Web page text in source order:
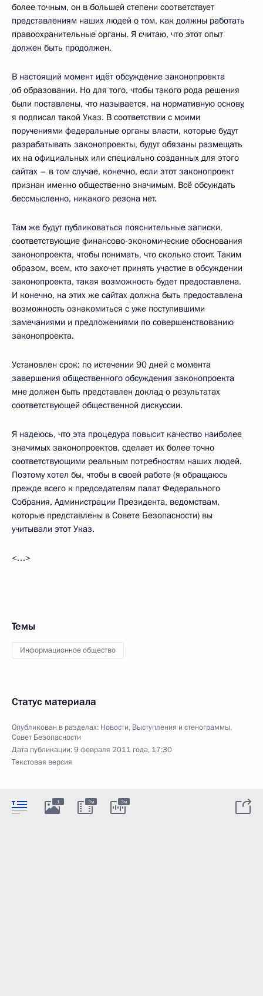
более точным, он в большей степени соответствует
представлениям наших людей о том, как должны работать
правоохранительные органы. Я считаю, что этот опыт
должен быть продолжен.
В настоящий момент идёт обсуждение законопроекта
об образовании. Но для того, чтобы такого рода решения
были поставлены, что называется, на нормативную основу,
я подписал такой Указ. В соответствии с моими
поручениями федеральные органы власти, которые будут
разрабатывать законопроекты, будут обязаны размещать
их на официальных или специально созданных для этого
сайтах – в том случае, конечно, если этот законопроект
признан именно общественно значимым. Всё обсуждать
бессмысленно, никакого резона нет.
Там же будут публиковаться пояснительные записки,
соответствующие финансово-экономические обоснования
законопроекта, чтобы понимать, что сколько стоит. Таким
образом, всем, кто захочет принять участие в обсуждении
законопроекта, такая возможность будет предоставлена.
И конечно, на этих же сайтах должна быть предоставлена
возможность ознакомиться с уже поступившими
замечаниями и предложениями по совершенствованию
законопроекта.
Установлен срок: по истечении 90 дней с момента
завершения общественного обсуждения законопроекта
мне должен быть представлен доклад о результатах
соответствующей общественной дискуссии.
Я надеюсь, что эта процедура повысит качество наиболее
значимых законопроектов, сделает их более точно
соответствующими реальным потребностям наших людей.
Поэтому хотел бы, чтобы в своей работе (я обращаюсь
прежде всего к председателям палат Федерального
Собрания, Администрации Президента, ведомствам,
которые представлены в Совете Безопасности) вы
учитывали этот Указ.
<…>
Темы
Информационное общество
Статус материала
Опубликован в разделах: Новости, Выступления и стенограммы,
Совет Безопасности
Дата публикации:9 февраля 2011 года, 17:30
Текстовая версия
1 3м 3м